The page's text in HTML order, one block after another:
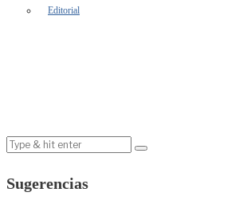
Editorial
Sugerencias